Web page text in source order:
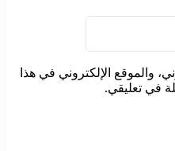
والموقع الإلكتروني في هذا
في تعليقي.